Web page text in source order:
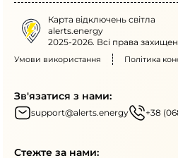
Карта відключень світла
alerts.energy
2025-2026. Всі права
Умови використання Політика
Зв'язатися з нами:
support@alerts.energy +38
Стежте за нами: